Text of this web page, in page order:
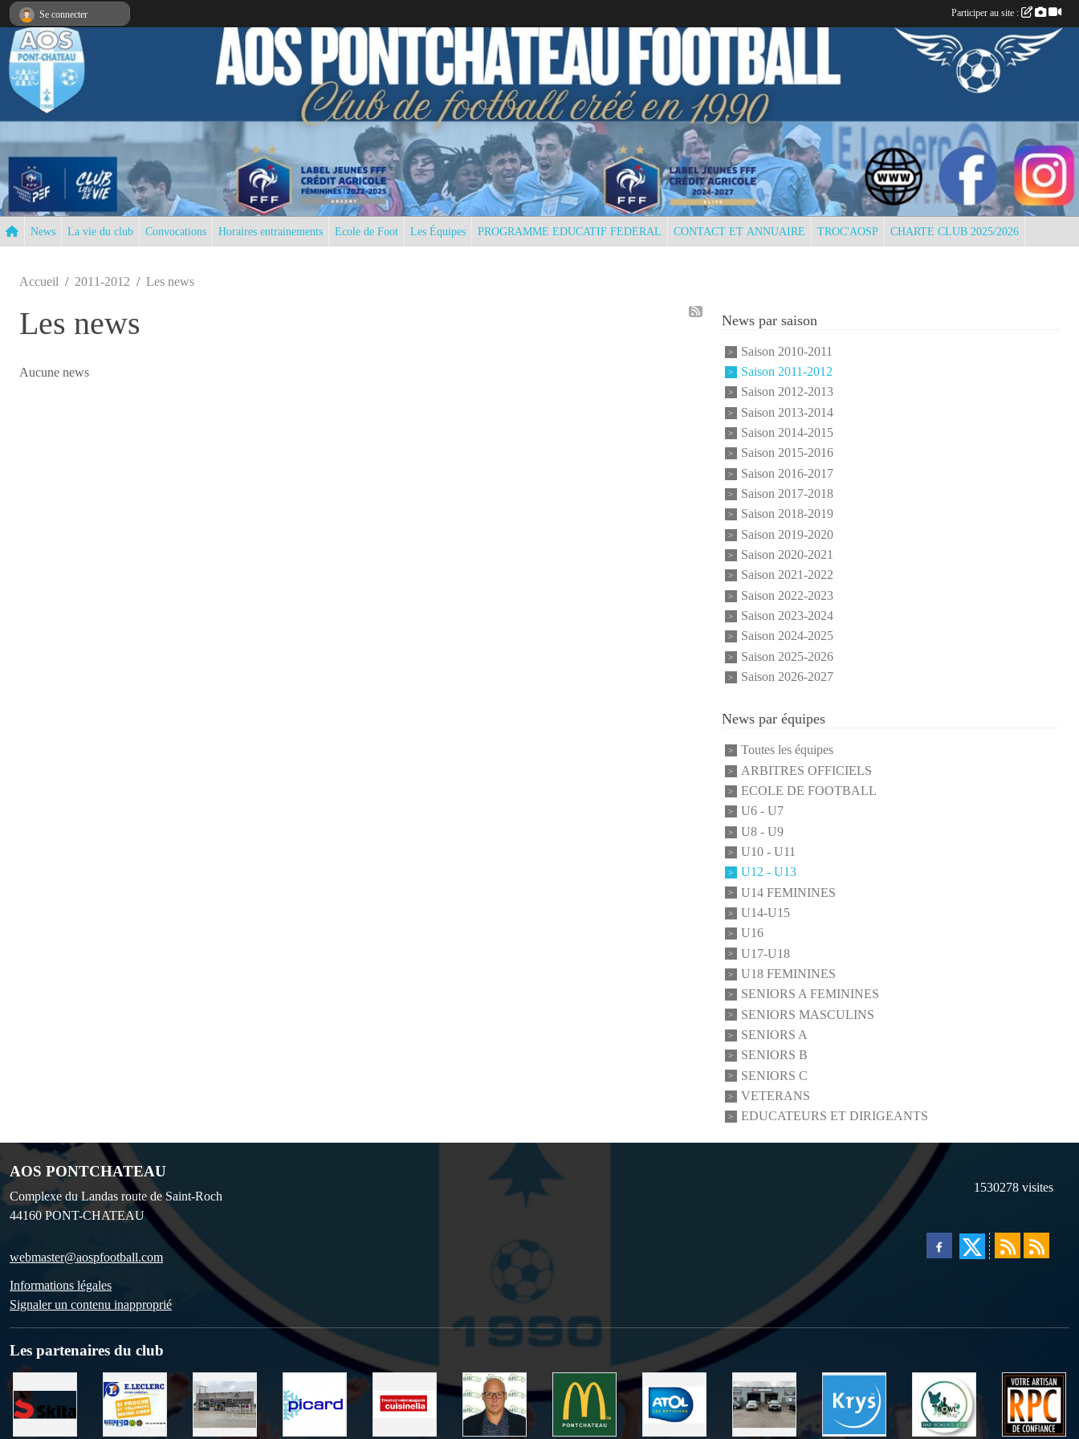
News La vie du club Convocations Horaires entrainements Ecole de Foot Les Équipes PROGRAMME EDUCATIF FEDERAL CONTACT ET ANNUAIRE TROC'AOSP CHARTE CLUB 2025/2026
Accueil 2011-2012 Les news
Les news
Aucune news
News par saison
Saison 2010-2011
Saison 2011-2012
Saison 2012-2013
Saison 2013-2014
Saison 2014-2015
Saison 2015-2016
Saison 2016-2017
Saison 2017-2018
Saison 2018-2019
Saison 2019-2020
Saison 2020-2021
Saison 2021-2022
Saison 2022-2023
Saison 2023-2024
Saison 2024-2025
Saison 2025-2026
Saison 2026-2027
News par équipes
Toutes les équipes
ARBITRES OFFICIELS
ECOLE DE FOOTBALL
U6 - U7
U8 - U9
U10 - U11
U12 - U13
U14 FEMININES
U14-U15
U16
U17-U18
U18 FEMININES
SENIORS A FEMININES
SENIORS MASCULINS
SENIORS A
SENIORS B
SENIORS C
VETERANS
EDUCATEURS ET DIRIGEANTS
AOS PONTCHATEAU
Complexe du Landas route de Saint-Roch
44160 PONT-CHATEAU
webmaster@aospfootball.com
Informations légales
Signaler un contenu inapproprié
1530278 visites
Les partenaires du club
Se connecter Participer au site :
Panneau de gestion des cookies